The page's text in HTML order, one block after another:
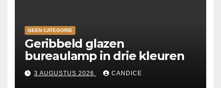
GEEN CATEGORIE
Geribbeld glazen
bureaulamp in drie kleuren
3 AUGUSTUS 2026 CANDICE